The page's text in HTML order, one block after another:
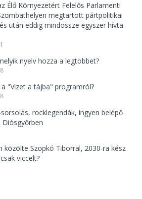
Élő Környezetért Felelős Parlamenti
megtartott pártpolitikai
után eddig mindössze egyszer hívta
nyelv hozza a legtöbbet?
"Vizet a tájba" programról?
rocklegendák, ingyen belépő
Diósgyőrben
közölte Szopkó Tiborral, 2030-ra kész
viccelt?